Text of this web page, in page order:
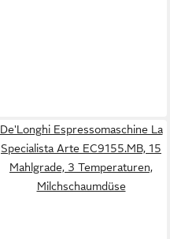
De'Longhi Espressomaschine La
Specialista Arte EC9155.MB, 15
Mahlgrade, 3 Temperaturen,
Milchschaumdüse